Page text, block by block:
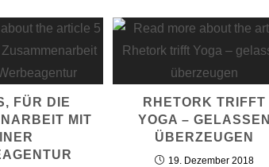
FÜR DIE
MIT
RHETORK TRIFFT
YOGA – GELASSEN
ÜBERZEUGEN
19. Dezember 2018